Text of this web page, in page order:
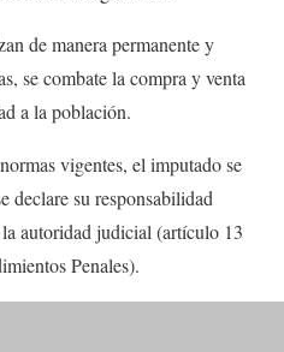
de manera permanente y
se combate la compra y venta
a la población.
vigentes, el imputado se
declare su responsabilidad
autoridad judicial (artículo 13
Penales).